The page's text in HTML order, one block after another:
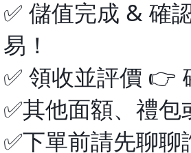
✅ 儲值完成 & 確
易！
✅ 領收並評價 👉
✅其他面額、禮
✅下單前請先聊